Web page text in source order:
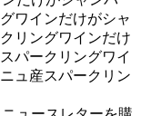
ワインだけがシャ
リングワインだけ
パークリングワイ
ュ産スパークリン